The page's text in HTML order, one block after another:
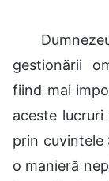
gestionării
fiind mai
aceste
prin cuvintele
o manieră